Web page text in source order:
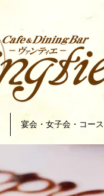
宴会・女子会・コース